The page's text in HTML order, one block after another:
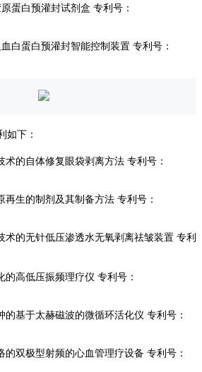
蛋白预灌封试剂盒 专利号：
白蛋白预灌封智能控制装置 专利号：
如下：
术的自体修复眼袋剥离方法 专利号：
再生的制剂及其制备方法 专利号：
术的无针低压渗透水无氧剥离祛皱装置 专利
高低压振频理疗仪 专利号：
的基于太赫磁波的微循环活化仪 专利号：
的双极型射频的心血管理疗设备 专利号：